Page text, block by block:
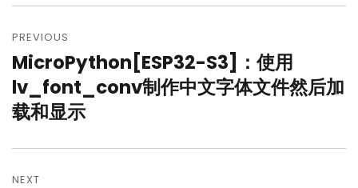
文
章
导
航
PREVIOUS
Previous
post:
MicroPython[ESP32-S3]：使用
lv_font_conv制作中文字体文件然后加
载和显示
NEXT